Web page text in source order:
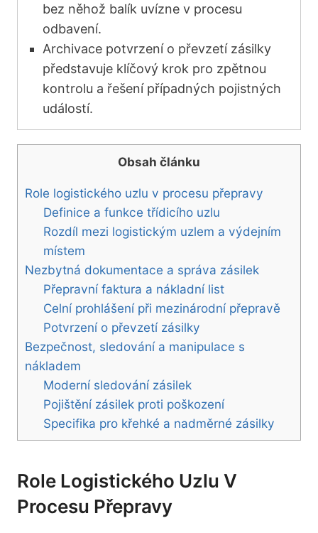
bez něhož balík uvízne v procesu
odbavení.
Archivace potvrzení o převzetí zásilky
představuje klíčový krok pro zpětnou
kontrolu a řešení případných pojistných
událostí.
Obsah článku
Role logistického uzlu v procesu přepravy
Definice a funkce třídicího uzlu
Rozdíl mezi logistickým uzlem a výdejním
místem
Nezbytná dokumentace a správa zásilek
Přepravní faktura a nákladní list
Celní prohlášení při mezinárodní přepravě
Potvrzení o převzetí zásilky
Bezpečnost, sledování a manipulace s
nákladem
Moderní sledování zásilek
Pojištění zásilek proti poškození
Specifika pro křehké a nadměrné zásilky
Role Logistického Uzlu V
Procesu Přepravy